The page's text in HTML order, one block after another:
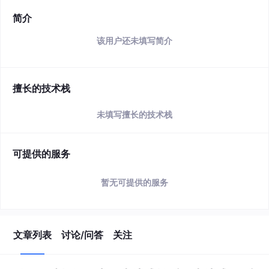
简介
该用户还未填写简介
擅长的技术栈
未填写擅长的技术栈
可提供的服务
暂无可提供的服务
文章列表 讨论/问答 关注